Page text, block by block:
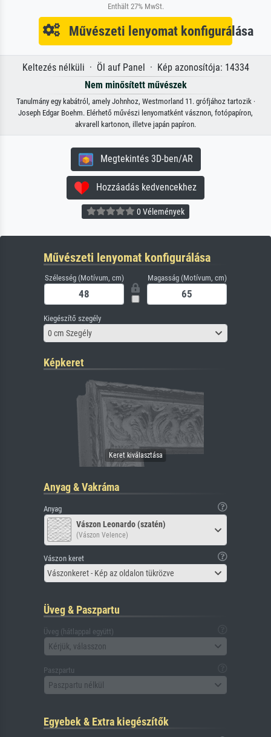
Enthält 27% MwSt.
Művészeti lenyomat konfigurálása
Keltezés nélküli · Öl auf Panel · Kép azonosítója: 14334
Nem minősített művészek
Tanulmány egy kabátról, amely Johnhoz, Westmorland 11. grófjához tartozik ·
Joseph Edgar Boehm. Elérhető művészi lenyomatként vásznon, fotópapíron,
akvarell kartonon, illetve japán papíron.
Megtekintés 3D-ben/AR
Hozzáadás kedvencekhez
0 Vélemények
Művészeti lenyomat konfigurálása
Szélesség (Motívum, cm) Magasság (Motívum, cm)
Kiegészítő szegély
0 cm Szegély
Képkeret
Anyag & Vakráma
Anyag
Vászon Leonardo (szatén)
(Vászon Velence)
Vászon keret
Vászonkeret - Kép az oldalon tükrözve
Üveg & Paszpartu
Üveg (hátlappal együtt)
Kérjük, válasszon
Paszpartu
Paszpartu nélkül
Egyebek & Extra kiegészítők